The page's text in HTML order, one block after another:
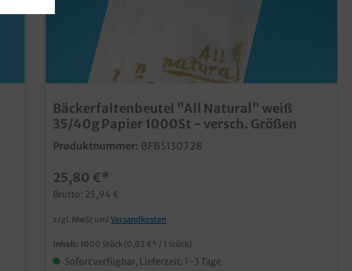
Bäckerfaltenbeutel "All Natural" weiß
35/40g Papier 1000St - versch. Größen
Produktnummer: BFBS130728
25,80 €*
Brutto: 25,94 €
zzgl. MwSt und Versandkosten
Inhalt: 1000 Stück (0,02 €* / 1 Stück)
Sofort verfügbar, Lieferzeit: 1-3 Tage